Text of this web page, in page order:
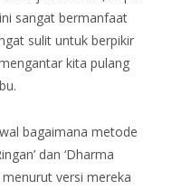
sangat bermanfaat
sulit untuk berpikir
kita pulang
bagaimana metode
dan ‘Dharma
versi mereka